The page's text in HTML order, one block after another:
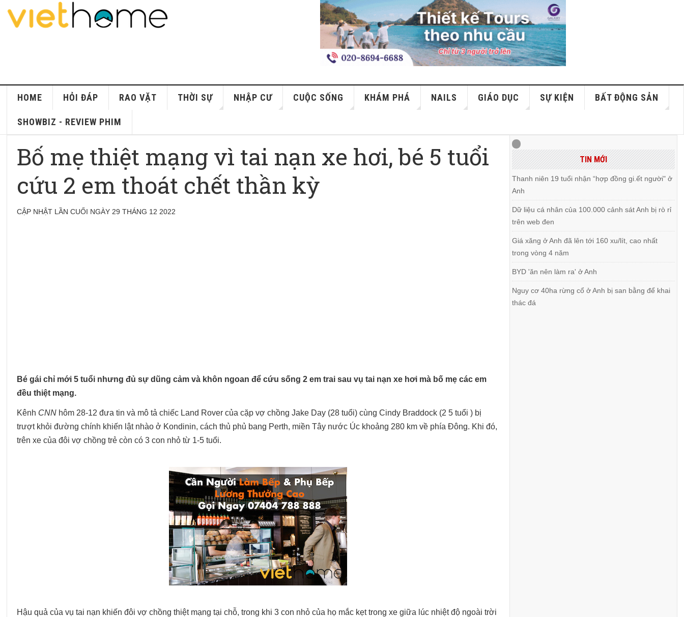
HOME HỎI ĐÁP RAO VẶT THỜI SỰ NHẬP CƯ CUỘC SỐNG KHÁM PHÁ NAILS GIÁO DỤC SỰ KIỆN BẤT ĐỘNG SẢN
SHOWBIZ - REVIEW PHIM
Bố mẹ thiệt mạng vì tai nạn xe hơi, bé 5 tuổi
cứu 2 em thoát chết thần kỳ
CẬP NHẬT LẦN CUỐI NGÀY 29 THÁNG 12 2022
Bé gái chỉ mới 5 tuổi nhưng đủ sự dũng cảm và khôn ngoan để cứu sống 2 em trai sau vụ tai nạn xe hơi mà bố mẹ các em
đều thiệt mạng.
Kênh CNN hôm 28-12 đưa tin và mô tả chiếc Land Rover của cặp vợ chồng Jake Day (28 tuổi) cùng Cindy Braddock (2 5 tuổi ) bị
trượt khỏi đường chính khiến lật nhào ở Kondinin, cách thủ phủ bang Perth, miền Tây nước Úc khoảng 280 km về phía Đông. Khi đó,
trên xe của đôi vợ chồng trẻ còn có 3 con nhỏ từ 1-5 tuổi.
Hậu quả của vụ tai nạn khiến đôi vợ chồng thiệt mạng tại chỗ, trong khi 3 con nhỏ của họ mắc kẹt trong xe giữa lúc nhiệt độ ngoài trời
TIN MỚI
Thanh niên 19 tuổi nhận “hợp đồng gi.ết người" ở
Anh
Dữ liệu cá nhân của 100.000 cảnh sát Anh bị rò rỉ
trên web đen
Giá xăng ở Anh đã lên tới 160 xu/lít, cao nhất
trong vòng 4 năm
BYD 'ăn nên làm ra' ở Anh
Nguy cơ 40ha rừng cổ ở Anh bị san bằng để khai
thác đá